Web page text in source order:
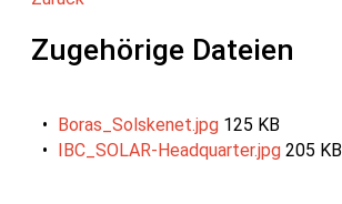
Zugehörige Dateien
Boras_Solskenet.jpg 125 KB
IBC_SOLAR-Headquarter.jpg 205 KB